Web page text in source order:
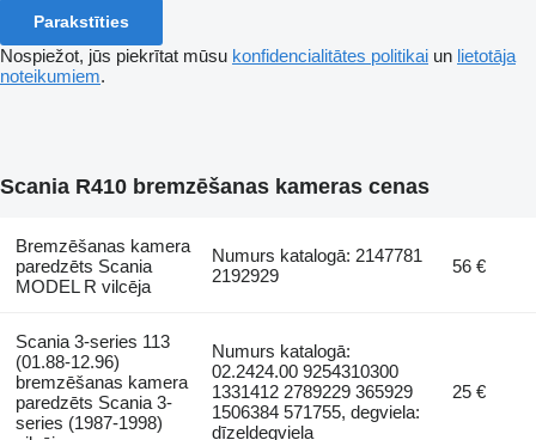
Parakstīties
Nospiežot, jūs piekrītat mūsu konfidencialitātes politikai un lietotāja
noteikumiem.
Scania R410 bremzēšanas kameras cenas
Bremzēšanas kamera
paredzēts Scania
MODEL R vilcēja
Numurs katalogā: 2147781
2192929
56 €
Scania 3-series 113
(01.88-12.96)
bremzēšanas kamera
paredzēts Scania 3-
series (1987-1998)
Numurs katalogā:
02.2424.00 9254310300
1331412 2789229 365929
1506384 571755, degviela:
dīzeļdegviela
25 €